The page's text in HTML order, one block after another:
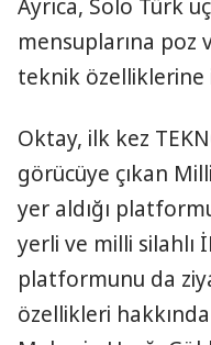
Ayrıca, Solo Türk
mensuplarına poz
teknik özelliklerine
Oktay, ilk kez
görücüye çıkan
yer aldığı
yerli ve milli silahlı
platformunu da
özellikleri